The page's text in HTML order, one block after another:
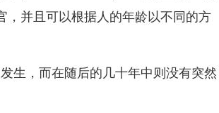
，并且可以根据人的年龄以不同的方
生，而在随后的几十年中则没有突然